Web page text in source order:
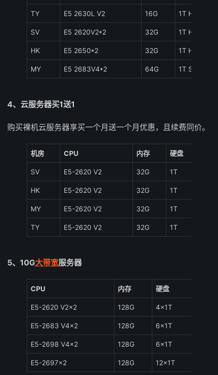
TY E5 2630L V2 16G 1T HDD
SV E5 2620V2*2 32G 1T HDD
HK E5 2650*2 32G 1T HDD
MY E5 2683V4*2 64G 1T SSD
4、云服务器买1送1
购买裸机云服务器享买一个月送一个月优惠，且续费同价。
机房 CPU 内存 硬盘
SV E5-2620 V2 32G 1T
HK E5-2620 V2 32G 1T
MY E5-2620 V2 32G 1T
TY E5-2620 V2 32G 1T
5、10G大带宽服务器
CPU 内存 硬盘
E5-2620 V2×2 128G 4×1T
E5-2683 V4×2 128G 6×1T
E5-2698 V4×2 128G 6×1T
E5-2697×2 128G 12×1T